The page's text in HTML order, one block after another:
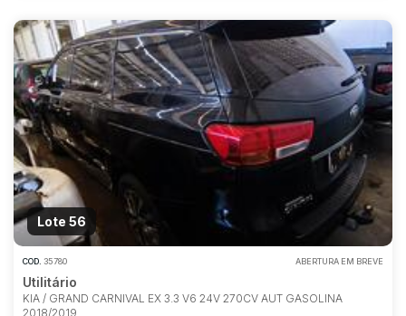
Lote 56
COD. 35780 ABERTURA EM BREVE
Utilitário
KIA / GRAND CARNIVAL EX 3.3 V6 24V 270CV AUT GASOLINA
2018/2019